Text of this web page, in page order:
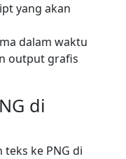
yang akan
dalam waktu
output grafis
di
ke PNG di